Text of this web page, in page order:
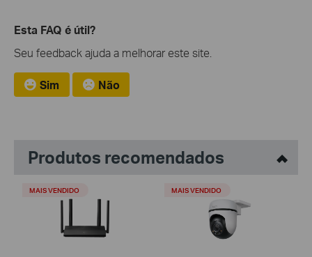
Esta FAQ é útil?
Seu feedback ajuda a melhorar este site.
Sim Não
Produtos recomendados
MAIS VENDIDO MAIS VENDIDO